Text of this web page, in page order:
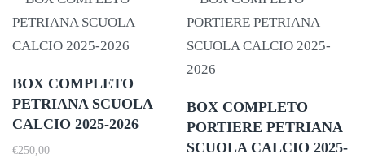
BOX COMPLETO
PETRIANA SCUOLA
CALCIO 2025-2026
€250,00
BOX COMPLETO
PORTIERE PETRIANA
SCUOLA CALCIO 2025-